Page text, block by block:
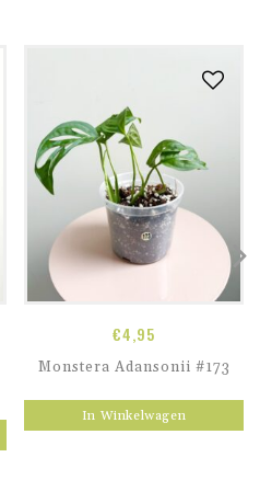
€4,95
Monstera Adansonii #173
In Winkelwagen